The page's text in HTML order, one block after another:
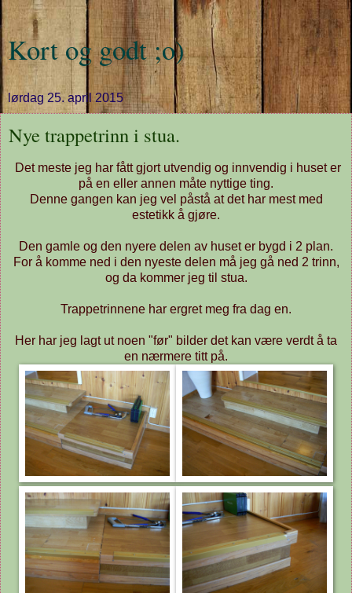
Kort og godt ;o)
lørdag 25. april 2015
Nye trappetrinn i stua.
Det meste jeg har fått gjort utvendig og innvendig i huset er
på en eller annen måte nyttige ting.
Denne gangen kan jeg vel påstå at det har mest med
estetikk å gjøre.
Den gamle og den nyere delen av huset er bygd i 2 plan.
For å komme ned i den nyeste delen må jeg gå ned 2 trinn,
og da kommer jeg til stua.
Trappetrinnene har ergret meg fra dag en.
Her har jeg lagt ut noen "før" bilder det kan være verdt å ta
en nærmere titt på.